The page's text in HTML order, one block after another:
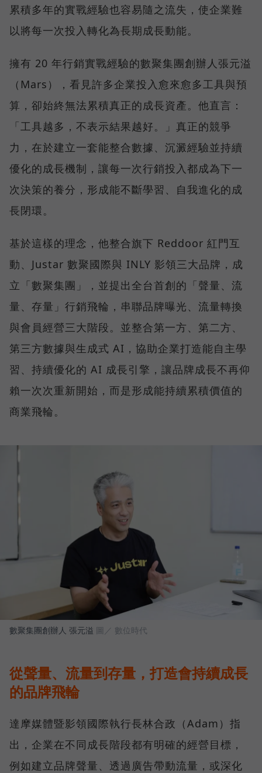
累積多年的實戰經驗也容易隨之流失，使企業難
以將每一次投入轉化為長期成長動能。
擁有 20 年行銷實戰經驗的數聚集團創辦人張元溢
（Mars），看見許多企業投入愈來愈多工具與預
算，卻始終無法累積真正的成長資產。他直言：
「工具越多，不表示結果越好。」真正的競爭
力，在於建立一套能整合數據、沉澱經驗並持續
優化的成長機制，讓每一次行銷投入都成為下一
次決策的養分，形成能不斷學習、自我進化的成
長閉環。
基於這樣的理念，他整合旗下 Reddoor 紅門互
動、Justar 數聚國際與 INLY 影領三大品牌，成
立「數聚集團」，並提出全台首創的「聲量、流
量、存量」行銷飛輪，串聯品牌曝光、流量轉換
與會員經營三大階段。並整合第一方、第二方、
第三方數據與生成式 AI，協助企業打造能自主學
習、持續優化的 AI 成長引擎，讓品牌成長不再仰
賴一次次重新開始，而是形成能持續累積價值的
商業飛輪。
數聚集團創辦人 張元溢 圖／ 數位時代
從聲量、流量到存量，打造會持續成長
的品牌飛輪
達摩媒體暨影領國際執行長林合政（Adam）指
出，企業在不同成長階段都有明確的經營目標，
例如建立品牌聲量、透過廣告帶動流量，或深化